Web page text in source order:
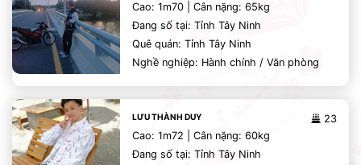
Cao: 1m70 | Cân nặng: 65kg
Đang số tại: Tỉnh Tây Ninh
Quê quán: Tỉnh Tây Ninh
Nghề nghiệp: Hành chính / Văn phòng
23
LƯU THÀNH DUY
Cao: 1m72 | Cân nặng: 60kg
Đang số tại: Tỉnh Tây Ninh